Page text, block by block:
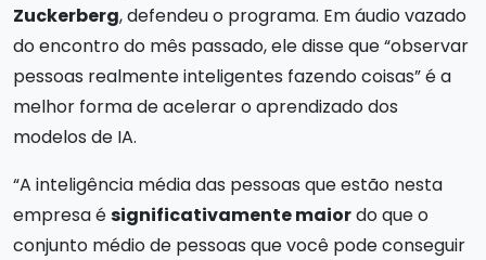
Zuckerberg, defendeu o programa. Em áudio vazado
do encontro do mês passado, ele disse que “observar
pessoas realmente inteligentes fazendo coisas” é a
melhor forma de acelerar o aprendizado dos
modelos de IA.
“A inteligência média das pessoas que estão nesta
empresa ésignificativamente maiordo que o
conjunto médio de pessoas que você pode conseguir